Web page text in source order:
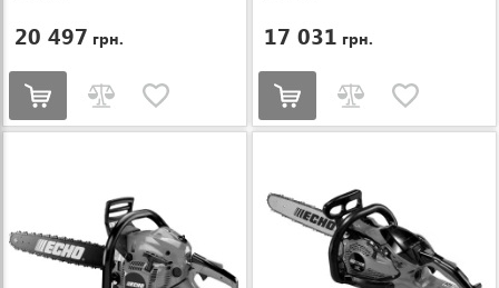
20 497 грн. 17 031 грн.